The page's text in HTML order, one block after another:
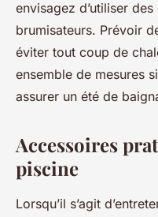
envisagez d’utiliser
brumisateurs. Prévoir
éviter tout coup de
ensemble de mesures
assurer un été de
Accessoires
piscine
Lorsqu’il s’agit